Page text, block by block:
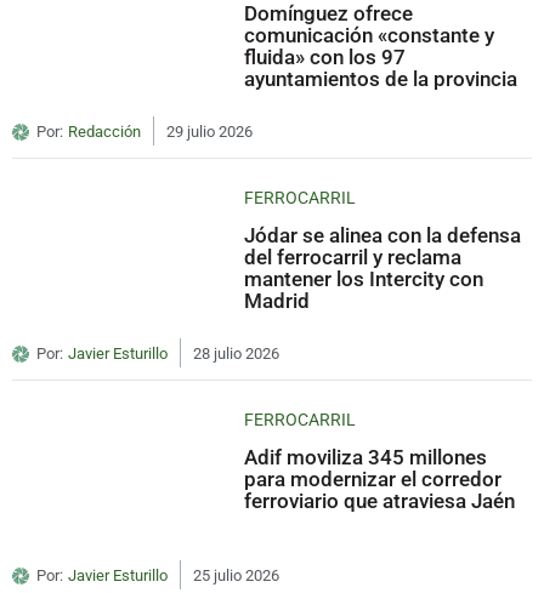
Domínguez ofrece
comunicación «constante y
fluida» con los 97
ayuntamientos de la provincia
Por: Redacción 29 julio 2026
FERROCARRIL
Jódar se alinea con la defensa
del ferrocarril y reclama
mantener los Intercity con
Madrid
Por: Javier Esturillo 28 julio 2026
FERROCARRIL
Adif moviliza 345 millones
para modernizar el corredor
ferroviario que atraviesa Jaén
Por: Javier Esturillo 25 julio 2026